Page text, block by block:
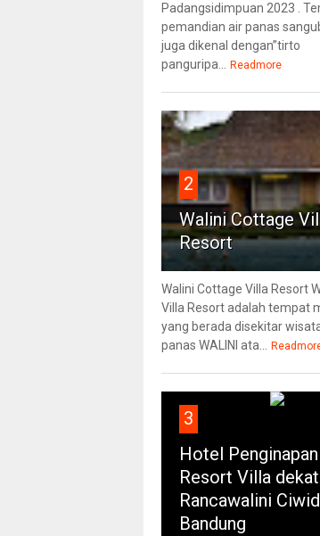
Padangsidimpuan 2023 .
pemandian air panas
juga dikenal dengan”tirto
panguripa... Readmore
2
Walini Cottage
Resort
Walini Cottage Villa Resort
Villa Resort adalah tempat
yang berada disekitar
panas WALINI ata...
3
Hotel Penginapan
Resort Villa
Rancawalini
Bandung